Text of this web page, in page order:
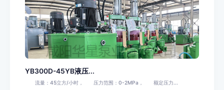
YB300D-45YB液压...
流量：45立方/小时， 压力范围：0-2MPa， 额定压力...